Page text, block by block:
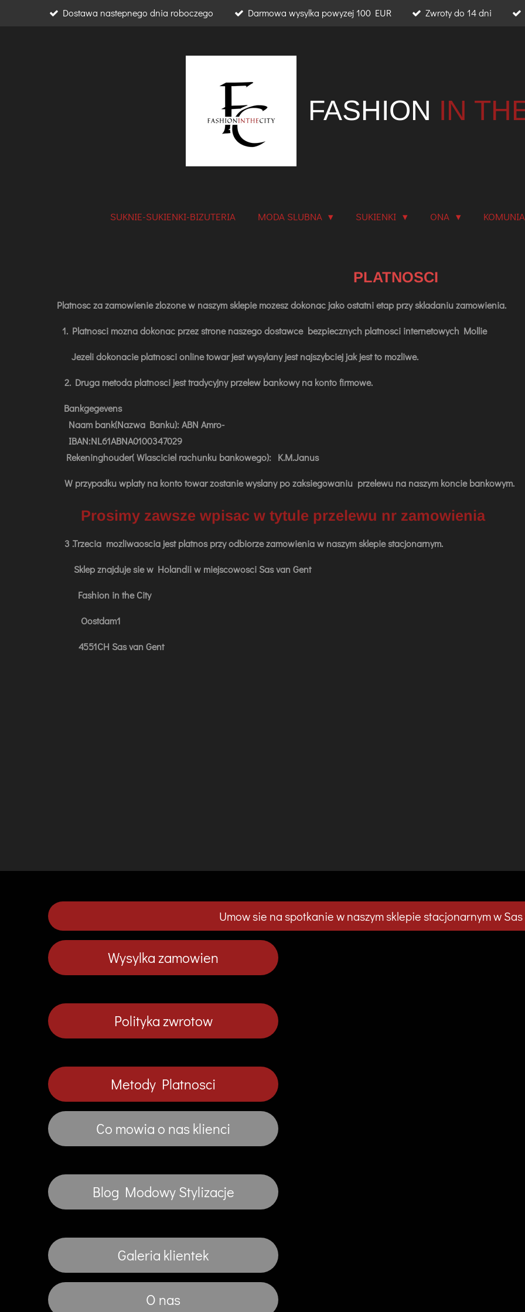
Dostawa nastepnego dnia roboczego Darmowa wysylka powyzej 100 EUR Zwroty do 14 dni
FASHION IN
SUKNIE-SUKIENKI-BIZUTERIA MODA SLUBNA SUKIENKI ONA KOMUNIA
PLATNOSCI
Platnosc za zamowienie zlozone w naszym sklepie mozesz dokonac jako ostatni etap przy skladaniu zamowienia.
1. Platnosci mozna dokonac przez strone naszego dostawce bezpiecznych platnosci internetowych Mollie
Jezeli dokonacie platnosci online towar jest wysylany jest najszybciej jak jest to mozliwe.
2. Druga metoda platnosci jest tradycyjny przelew bankowy na konto firmowe.
Bankgegevens
Naam bank(Nazwa Banku): ABN Amro-
IBAN:NL61ABNA0100347029
Rekeninghouder( Wlasciciel rachunku bankowego): K.M.Janus
W przypadku wplaty na konto towar zostanie wyslany po zaksiegowaniu przelewu na naszym koncie bankowym.
Prosimy zawsze wpisac w tytule przelewu nr zamowienia
3 .Trzecia mozliwaoscia jest platnos przy odbiorze zamowienia w naszym sklepie stacjonarnym.
Sklep znajduje sie w Holandii w miejscowosci Sas van Gent
Fashion in the City
Oostdam1
4551CH Sas van Gent
Umow sie na spotkanie w naszym sklepie stacjonarnym w
Wysylka zamowien
Polityka zwrotow
Metody Platnosci
Co mowia o nas klienci
Blog Modowy Stylizacje
Galeria klientek
O nas